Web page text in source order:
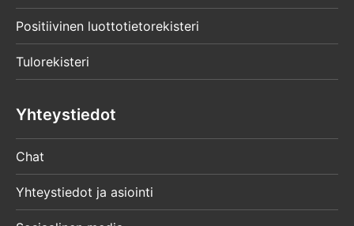
Positiivinen luottotietorekisteri
Tulorekisteri
Yhteystiedot
Chat
Yhteystiedot ja asiointi